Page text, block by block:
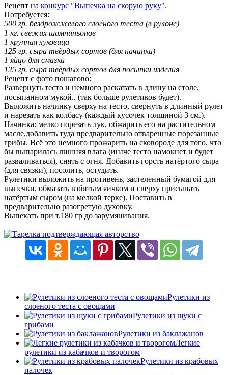
Рецепт на конкурс "Выпечка на скорую руку".
Потребуется:
500 гр. бездрожжевого слоёного теста (в рулоне)
1 кг. свежих шампиньонов
1 крупная луковица
125 гр. сыра твёрдых сортов (для начинки)
1 яйцо для смазки
125 гр. сыра твёрдых сортов для посыпки изделия
Рецепт с фото пошагово:
Развернуть тесто и немного раскатать в длину на столе,
посыпанном мукой.. (так больше рулетиков будет).
Выложить начинку сверху на тесто, свернуть в длинный рулет
и нарезать как колбасу (каждый кусочек толщиной 3 см.).
Начинка: мелко порезать лук, обжарить его на растительном
масле,добавить туда предварительно отваренные порезанные
грибы. Всё это немного прожарить на сковороде для того, что
бы выпарилась лишняя влага (иначе тесто намокнет и будет
разваливаться), снять с огня. Добавить горсть натёртого сыра
(для связки), посолить, остудить.
Рулетики выложить на противень, застеленный бумагой для
выпечки, обмазать взбитым яичком и сверху присыпать
натёртым сыром (на мелкой терке). Поставить в
предварительно разогретую духовку.
Выпекать при т.180 гр до зарумянивания.
Рулетики из
слоеного теста с овощами
Рулетики из щуки с
грибами
Рулетики из баклажанов
Легкие
рулетики из кабачков и творогом
Рулетики из крабовых
палочек